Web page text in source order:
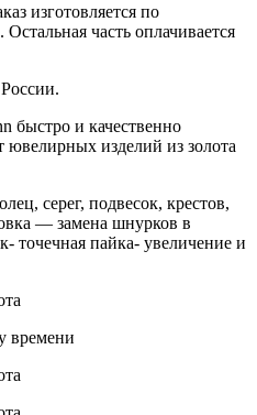
изготовляется по
часть оплачивается
быстро и качественно
ювелирных изделий из золота
серег, подвесок, крестов,
— замена шнурков в
точечная пайка- увеличение и
времени